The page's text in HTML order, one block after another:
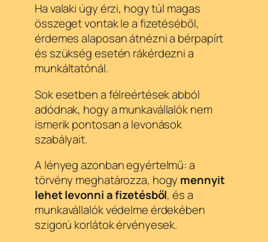
Ha valaki úgy érzi, hogy túl magas
összeget vontak le a fizetéséből,
érdemes alaposan átnézni a bérpapírt
és szükség esetén rákérdezni a
munkáltatónál.
Sok esetben a félreértések abból
adódnak, hogy a munkavállalók nem
ismerik pontosan a levonások
szabályait.
A lényeg azonban egyértelmű: a
törvény meghatározza, hogy mennyit
lehet levonni a fizetésből, és a
munkavállalók védelme érdekében
szigorú korlátok érvényesek.